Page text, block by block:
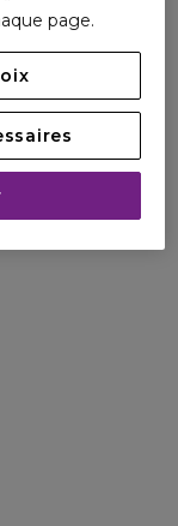
la peau des
et intérieure.
de teint pour
un teint
page.